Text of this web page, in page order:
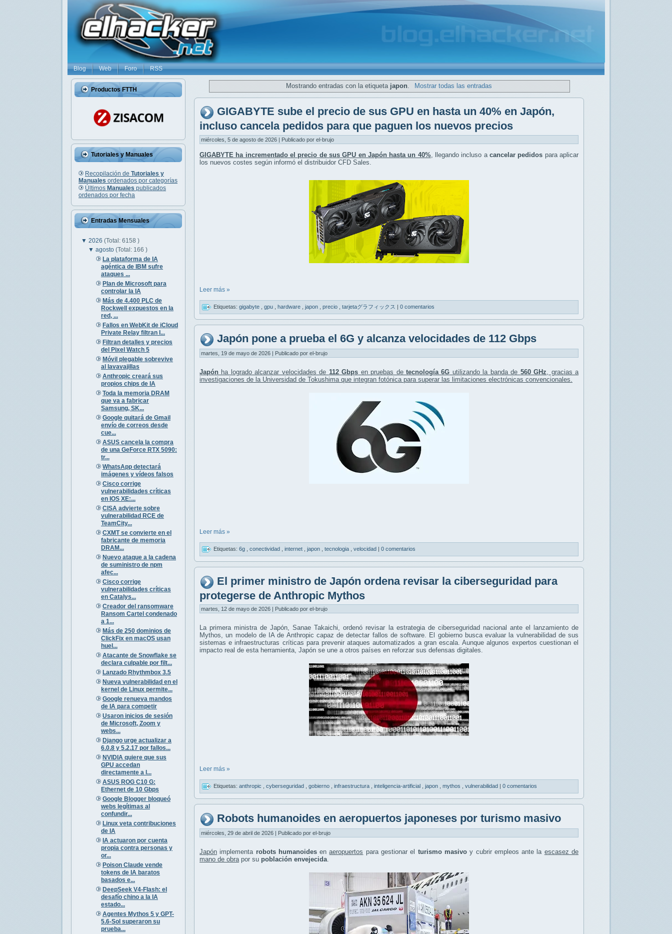
Blog Web Foro RSS
Productos FTTH
Tutoriales y Manuales
Recopilación de Tutoriales y
Manuales ordenados por categorías
Últimos Manuales publicados
ordenados por fecha
Entradas Mensuales
▼ 2026 (Total: 6158 )
▼agosto(Total: 166 )
La plataforma de IA
agéntica de IBM sufre
ataques ...
Plan de Microsoft para
controlar la IA
Más de 4.400 PLC de
Rockwell expuestos en la
red, ...
Fallos en WebKit de iCloud
Private Relay filtran I...
Filtran detalles y precios
del Pixel Watch 5
Móvil plegable sobrevive
al lavavajillas
Anthropic creará sus
propios chips de IA
Toda la memoria DRAM
que va a fabricar
Samsung, SK...
Google quitará de Gmail
envío de correos desde
cue...
ASUS cancela la compra
de una GeForce RTX 5090:
tr...
WhatsApp detectará
imágenes y vídeos falsos
Cisco corrige
vulnerabilidades críticas
en IOS XE:...
CISA advierte sobre
vulnerabilidad RCE de
TeamCity...
CXMT se convierte en el
fabricante de memoria
DRAM...
Nuevo ataque a la cadena
de suministro de npm
afec...
Cisco corrige
vulnerabilidades críticas
en Catalys...
Creador del ransomware
Ransom Cartel condenado
a 1...
Más de 250 dominios de
ClickFix en macOS usan
huel...
Atacante de Snowflake se
declara culpable por filt...
Lanzado Rhythmbox 3.5
Nueva vulnerabilidad en el
kernel de Linux permite...
Google renueva mandos
de IA para competir
Usaron inicios de sesión
de Microsoft, Zoom y
webs...
Django urge actualizar a
6.0.8 y 5.2.17 por fallos...
NVIDIA quiere que sus
GPU accedan
directamente a l...
ASUS ROG C10 G:
Ethernet de 10 Gbps
Google Blogger bloqueó
webs legítimas al
confundir...
Linux veta contribuciones
de IA
IA actuaron por cuenta
propia contra personas y
or...
Poison Claude vende
tokens de IA baratos
basados e...
DeepSeek V4-Flash: el
desafío chino a la IA
estado...
Agentes Mythos 5 y GPT-
5.6-Sol superaron su
prueba...
Mostrando entradas con la etiqueta japon Mostrar todas las entradas
GIGABYTE sube el precio de sus GPU en hasta un 40% en Japón,
incluso cancela pedidos para que paguen los nuevos precios
miércoles, 5 de agosto de 2026 | Publicado por el-brujo
GIGABYTE ha incrementado el precio de sus GPU en Japón hasta un 40%, llegando incluso acancelar pedidos para aplicar
los nuevos costes según informó el distribuidor CFD Sales.
Leer más »
Etiquetas: gigabyte gpu hardware japon precio tarjetaグラフィックス | 0 comentarios
Japón pone a prueba el 6G y alcanza velocidades de 112 Gbps
martes, 19 de mayo de 2026 | Publicado por el-brujo
Japón ha logrado alcanzar velocidades de 112 Gbps en pruebas de tecnología 6G utilizando la banda de 560 GHz , gracias a
investigaciones de la Universidad de Tokushima que integran fotónica para superar las limitaciones electrónicas convencionales.
Leer más »
Etiquetas: 6g conectividad internet japon tecnologia velocidad 0 comentarios
El primer ministro de Japón ordena revisar la ciberseguridad para
protegerse de Anthropic Mythos
martes, 12 de mayo de 2026 | Publicado por el-brujo
La primera ministra de Japón, Sanae Takaichi, ordenó revisar la estrategia de ciberseguridad nacional ante el lanzamiento de
Mythos, un modelo de IA de Anthropic capaz de detectar fallos de software. El gobierno busca evaluar la vulnerabilidad de sus
sistemas e infraestructuras críticas para prevenir ataques automatizados a gran escala. Aunque algunos expertos cuestionan el
impacto real de esta herramienta, Japón se une a otros países en reforzar sus defensas digitales.
Leer más »
Etiquetas: anthropic cyberseguridad gobierno infraestructura inteligencia-artificial japon mythos vulnerabilidad | 0 comentarios
Robots humanoides en aeropuertos japoneses por turismo masivo
miércoles, 29 de abril de 2026 | Publicado por el-brujo
Japón implementa robots humanoidesenaeropuertos para gestionar el turismo masivoy cubrir empleos ante la escasez de
mano de obra por su población envejecida